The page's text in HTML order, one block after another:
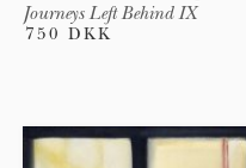
Journeys Left Behind IX
750 DKK